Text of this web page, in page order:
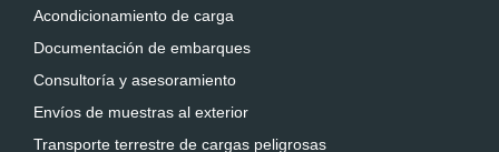
Acondicionamiento de carga
Documentación de embarques
Consultoría y asesoramiento
Envíos de muestras al exterior
Transporte terrestre de cargas peligrosas